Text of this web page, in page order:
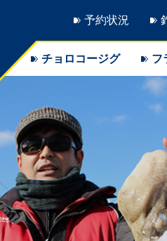
予約状況
チョロコージグ フ